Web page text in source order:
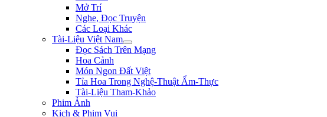
Mở Trí
Nghe, Đọc Truyện
Các Loại Khác
Tài-Liệu Việt Nam
Đọc Sách Trên Mạng
Hoa Cảnh
Món Ngon Đất Việt
Tỉa Hoa Trong Nghệ-Thuật Ẩm-Thực
Tài-Liệu Tham-Khảo
Phim Ảnh
Kịch & Phim Vui